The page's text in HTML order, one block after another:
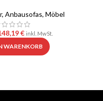
, Anbausofas, Möbel
€ inkl. MwSt.
WARENKORB